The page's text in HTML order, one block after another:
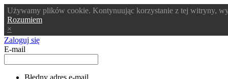
Używamy plików cookie. Kontynuując korzystanie z tej witryny,
Rozumiem
×
Zaloguj się
E-mail
Błędny adres e-mail